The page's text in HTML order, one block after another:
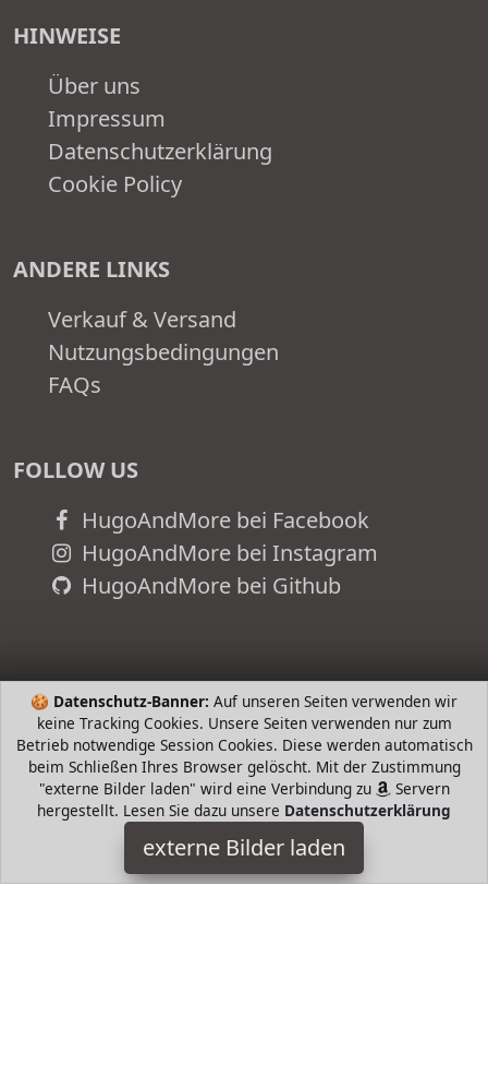
🍪 Datenschutz-Banner: Auf unseren Seiten verwenden wir
keine Tracking Cookies. Unsere Seiten verwenden nur zum
Betrieb notwendige Session Cookies. Diese werden automatisch
beim Schließen Ihres Browser gelöscht. Mit der Zustimmung
"externe Bilder laden" wird eine Verbindung zu
Servern
hergestellt. Lesen Sie dazu unsere Datenschutzerklärung
externe Bilder laden
HINWEISE
Über uns
Impressum
Datenschutzerklärung
Cookie Policy
ANDERE LINKS
Verkauf & Versand
Nutzungsbedingungen
FAQs
FOLLOW US
HugoAndMore bei Facebook
HugoAndMore bei Instagram
HugoAndMore bei Github
adidas
Textilien oppelte Träger an einer Seite Infinitex Fitness Eco